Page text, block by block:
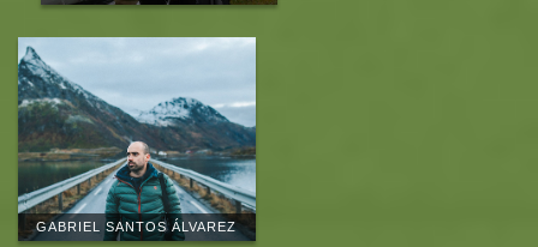
GABRIEL SANTOS ÁLVAREZ